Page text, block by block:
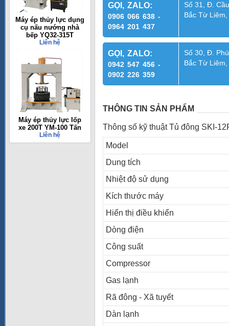
Máy ép thủy lực dụng
cụ nấu nướng nhà
bếp YQ32-315T
Liên hệ
Máy ép thủy lực lốp
xe 200T YM-100 Tấn
Liên hệ
GỌI, ZALO:
0906 066 638 -
0964 201 437
Số 31, Đ.
Bắc Từ
GỌI, ZALO:
0942 547 456 -
0902 226 359
Số 30, Đ.
Bắc Từ
THÔNG TIN SẢN PHẨM
Thông số kỹ thuật Tủ đông SKI-
Model
Dung tích
Nhiệt độ sử dụng
Kích thước máy
Hiển thị điều khiển
Dòng điện
Công suất
Compressor
Gas lạnh
Rã đông - Xã tuyết
Dàn lạnh